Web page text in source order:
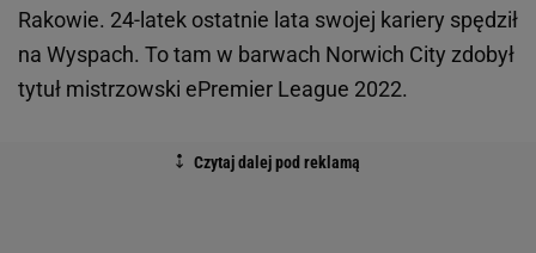
Rakowie. 24-latek ostatnie lata swojej kariery spędził
na Wyspach. To tam w barwach Norwich City zdobył
tytuł mistrzowski ePremier League 2022.